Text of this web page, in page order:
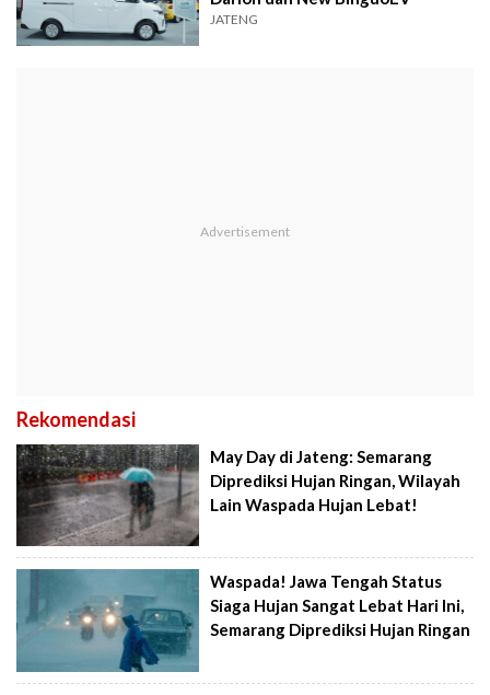
JATENG
Rekomendasi
May Day di Jateng: Semarang
Diprediksi Hujan Ringan, Wilayah
Lain Waspada Hujan Lebat!
Waspada! Jawa Tengah Status
Siaga Hujan Sangat Lebat Hari Ini,
Semarang Diprediksi Hujan Ringan